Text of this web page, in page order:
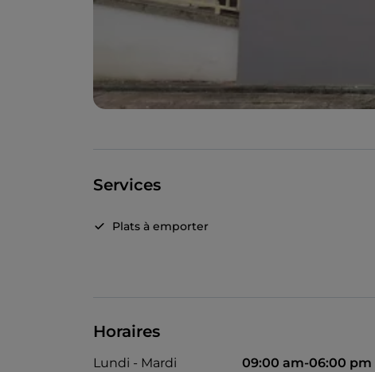
Services
Plats à emporter
Horaires
Lundi - Mardi
09:00 am-06:00 pm